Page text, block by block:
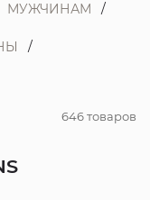
МУЖЧИНАМ
646 товаров